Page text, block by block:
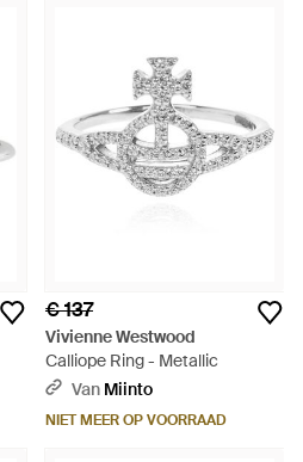
€ 137
Vivienne Westwood
Calliope Ring - Metallic
Van Miinto
NIET MEER OP VOORRAAD